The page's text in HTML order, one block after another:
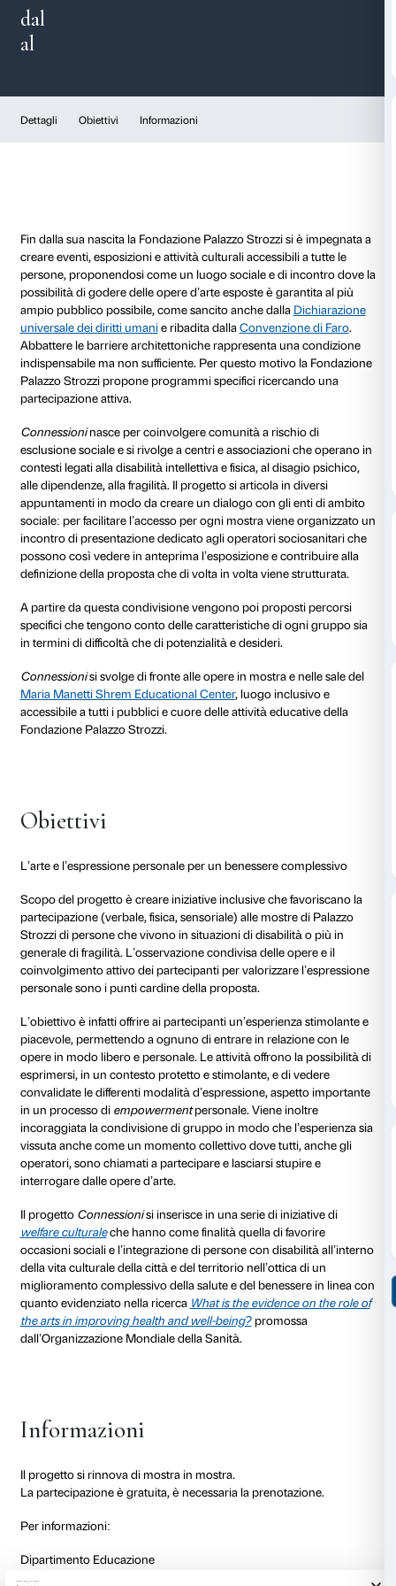
Connessioni
Dettagli Obiettivi Informazioni
Fin dalla sua nascita la Fondazione Palazzo Strozzi
creare eventi, esposizioni e attività culturali
persone, proponendosi come un luogo sociale e di
possibilità di godere delle opere d’arte esposte è
ampio pubblico possibile, come sancito anche dalla
universale dei diritti umanie ribadita dalla
indispensabile ma non sufficiente. Per questo
Palazzo Strozzi propone programmi specifici
Connessioninasce per coinvolgere comunità a
esclusione sociale e si rivolge a centri e associazioni
sociale: per facilitare l’accesso per ogni mostra
possono così vedere in anteprima l’esposizione e
definizione della proposta che di volta in volta viene
A partire da questa condivisione vengono poi
specifici che tengono conto delle caratteristiche di
in termini di difficoltà che di potenzialità e desideri.
Connessionisi svolge di fronte alle opere in mostra e
Maria Manetti Shrem Educational Center, luogo
accessibile a tutti i pubblici e cuore delle attività
Fondazione Palazzo Strozzi.
Obiettivi
L’arte e l’espressione personale per un benessere
Scopo del progetto è creare iniziative inclusive che
coinvolgimento attivo dei partecipanti per
L’obiettivo è infatti offrire ai partecipanti
piacevole, permettendo a ognuno di entrare in
esprimersi, in un contesto protetto e stimolante, e di